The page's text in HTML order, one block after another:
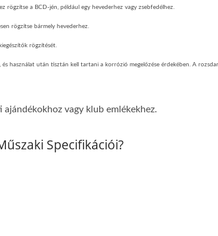
rögzítse a BCD-jén, például egy hevederhez vagy zsebfedélhez.
rögzítse bármely hevederhez.
rögzítését.
használat után tisztán kell tartani a korrózió megelőzése érdekében. A
vagy klub emlékekhez.
Specifikációi?